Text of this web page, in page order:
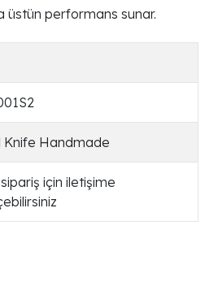
performans sunar.
Knife Handmade
için iletişime